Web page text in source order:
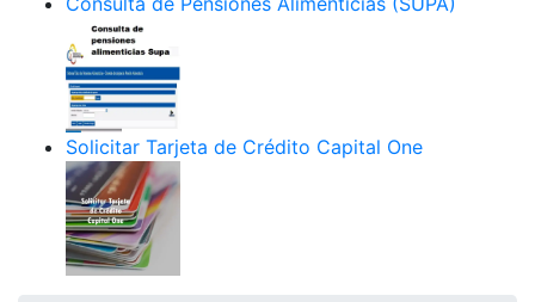
Solicitar Tarjeta de Crédito Capital One